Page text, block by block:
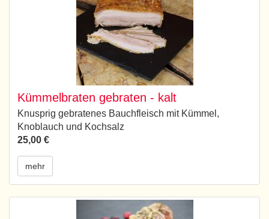
Kümmelbraten gebraten - kalt
Knusprig gebratenes Bauchfleisch mit Kümmel,
Knoblauch und Kochsalz
25,00 €
mehr